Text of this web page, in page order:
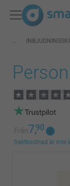
Från7,90
fraktkostnad är inte